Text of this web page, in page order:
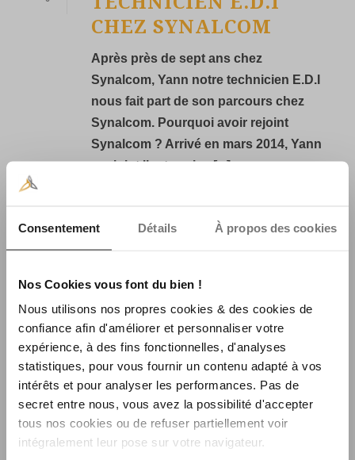
Consentement Détails À propos des cookies
Nos Cookies vous font du bien !
Nous utilisons nos propres cookies & des cookies de
confiance afin d'améliorer et personnaliser votre
expérience, à des fins fonctionnelles, d'analyses
statistiques, pour vous fournir un contenu adapté à vos
intérêts et pour analyser les performances. Pas de
secret entre nous, vous avez la possibilité d'accepter
tous nos cookies ou de refuser partiellement voir
intégralement leur pose sur votre navigateur.
CHEZ SYNALCOM
Après près de sept ans chez
Synalcom, Yann notre technicien E.D.I
nous fait part de son parcours chez
Synalcom. Pourquoi avoir rejoint
Synalcom ? Arrivé en mars 2014, Yann
a rejoint l’entreprise [...]